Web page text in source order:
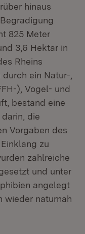
hinaus
825 Meter
3,6 Hektar in
Rheins
ein Natur-,
), Vogel- und
bestand eine
die
Vorgaben des
in neuem
zu
zahlreiche
und unter
angelegt
wieder naturnah